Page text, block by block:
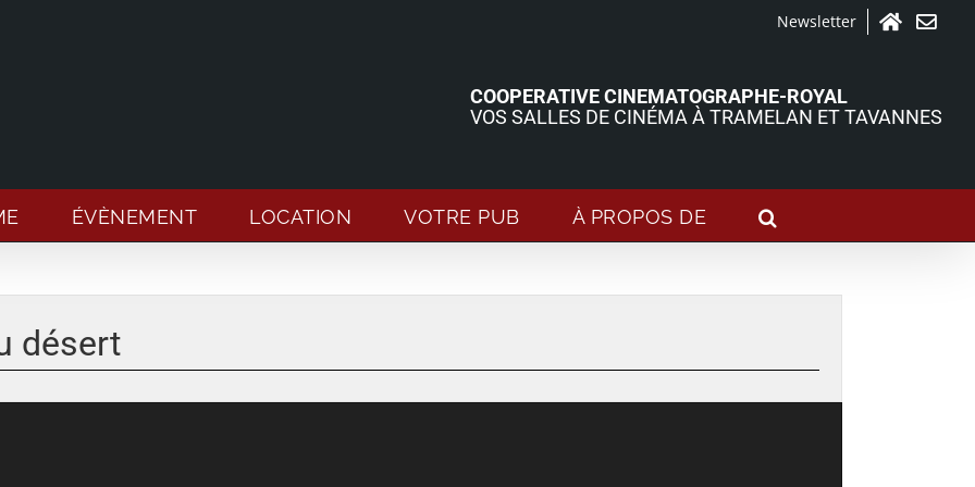
Newsletter
COOPERATIVE CINEMATOGRAPHE-ROYAL
VOS SALLES DE CINÉMA À TRAMELAN ET TAVANNES
ÉVÈNEMENT LOCATION VOTRE PUB À PROPOS DE
désert